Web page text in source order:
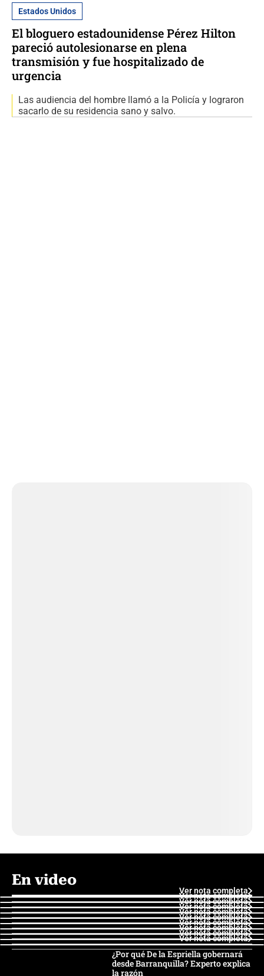
Estados Unidos
El bloguero estadounidense Pérez Hilton
pareció autolesionarse en plena
transmisión y fue hospitalizado de
urgencia
Las audiencia del hombre llamó a la Policía y lograron
sacarlo de su residencia sano y salvo.
En video
Ver nota completa
Ver nota completa
Ver nota completa
Ver nota completa
Ver nota completa
Ver nota completa
Ver nota completa
Ver nota completa
Ver nota completa
Ver nota completa
¿Por qué De la Espriella gobernará
desde Barranquilla? Experto explica
la razón